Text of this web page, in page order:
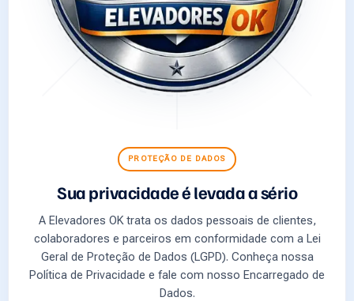
PROTEÇÃO DE DADOS
Sua privacidade é levada a sério
A Elevadores OK trata os dados pessoais de clientes,
colaboradores e parceiros em conformidade com a Lei
Geral de Proteção de Dados (LGPD). Conheça nossa
Política de Privacidade e fale com nosso Encarregado de
Dados.